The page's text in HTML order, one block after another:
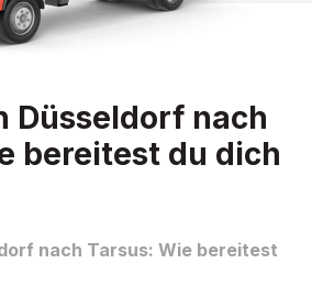
Düsseldorf nach
bereitest du dich
nach Tarsus: Wie bereitest